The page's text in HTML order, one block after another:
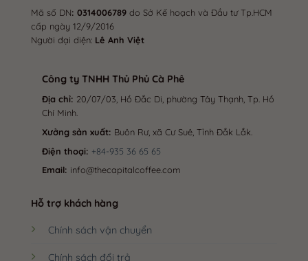
Mã số DN: 0314006789do Sở Kế hoạch và Đầu tư Tp.HCM
cấp ngày 12/9/2016
Người đại diện: Lê Anh Việt
Công ty TNHH Thủ Phủ Cà Phê
Địa chỉ: 20/07/03, Hồ Đắc Di, phường Tây Thạnh, Tp. Hồ
Chí Minh.
Xưởng sản xuất: Buôn Rư, xã Cư Suê, Tỉnh Đắk Lắk.
Điện thoại: +84-935 36 65 65
Email: info@thecapitalcoffee.com
Hỗ trợ khách hàng
Chính sách vận chuyển
Chính sách đổi trả